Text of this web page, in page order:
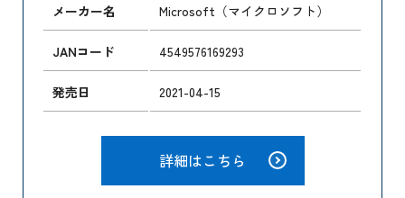
メーカー名 Microsoft（マイクロソフト）
JANコード 4549576169293
発売日 2021-04-15
詳細はこちら